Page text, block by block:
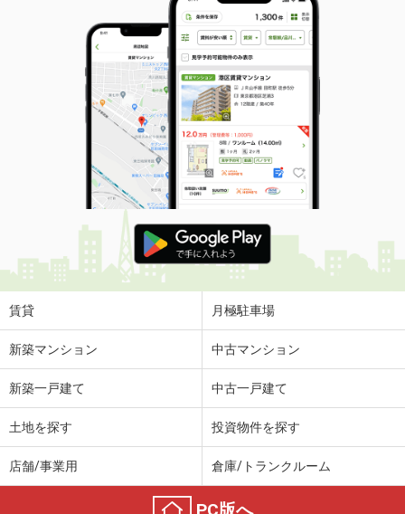
賃貸 月極駐車場
新築マンション 中古マンション
新築一戸建て 中古一戸建て
土地を探す 投資物件を探す
店舗/事業用 倉庫/トランクルーム